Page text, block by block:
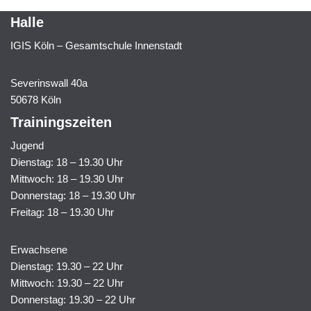
Halle
IGIS Köln – Gesamtschule Innenstadt
Severinswall 40a
50678 Köln
Trainingszeiten
Jugend
Dienstag: 18 – 19.30 Uhr
Mittwoch: 18 – 19.30 Uhr
Donnerstag: 18 – 19.30 Uhr
Freitag: 18 – 19.30 Uhr
Erwachsene
Dienstag: 19.30 – 22 Uhr
Mittwoch: 19.30 – 22 Uhr
Donnerstag: 19.30 – 22 Uhr